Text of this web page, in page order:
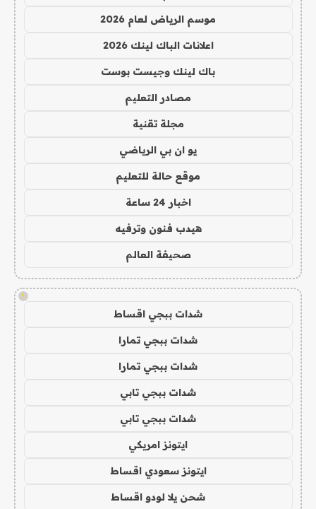
موسم الرياض لعام 2026
اعلانات الباك لينك 2026
باك لينك وجيست بوست
مصادر التعليم
مجلة تقنية
يو ان بي الرياضي
موقع حالة للتعليم
اخبار 24 ساعة
هيدب فنون وترفيه
صحيفة العالم
!
شدات ببجي اقساط
شدات ببجي تمارا
شدات ببجي تمارا
شدات ببجي تابي
شدات ببجي تابي
ايتونز امريكي
ايتونز سعودي اقساط
شحن يلا لودو اقساط